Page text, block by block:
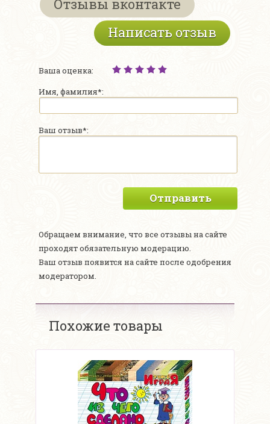
Отзывы вконтакте
Написать отзыв
Ваша оценка:
Имя, фамилия*:
Ваш отзыв*:
Отправить
Обращаем внимание, что все отзывы на сайте
проходят обязательную модерацию.
Ваш отзыв появится на сайте после одобрения
модератором.
Похожие товары